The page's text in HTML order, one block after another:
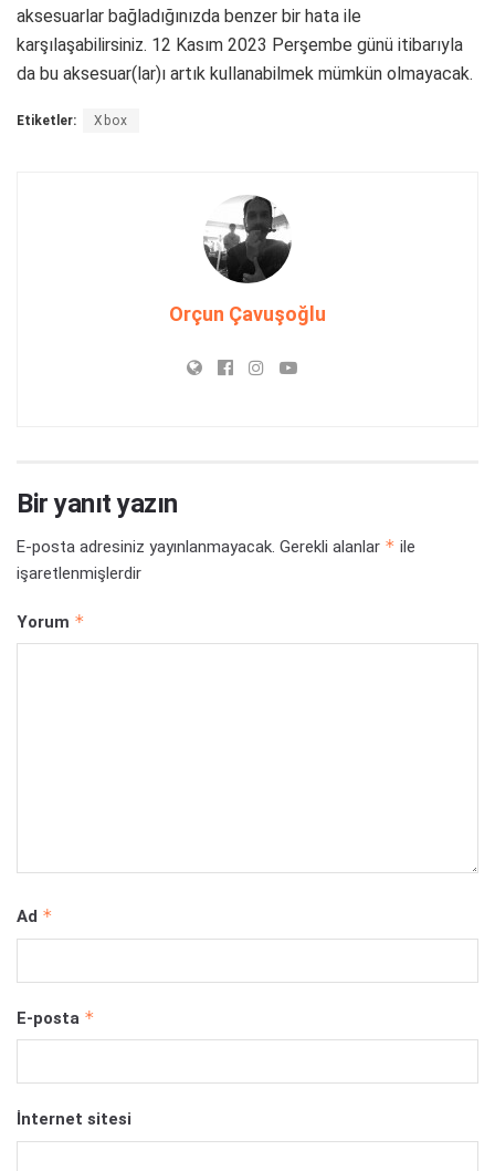
aksesuarlar bağladığınızda benzer bir hata ile
karşılaşabilirsiniz. 12 Kasım 2023 Perşembe günü itibarıyla
da bu aksesuar(lar)ı artık kullanabilmek mümkün olmayacak.
Etiketler: Xbox
Orçun Çavuşoğlu
Bir yanıt yazın
E-posta adresiniz yayınlanmayacak. Gerekli alanlar * ile
işaretlenmişlerdir
Yorum *
Ad *
E-posta *
İnternet sitesi